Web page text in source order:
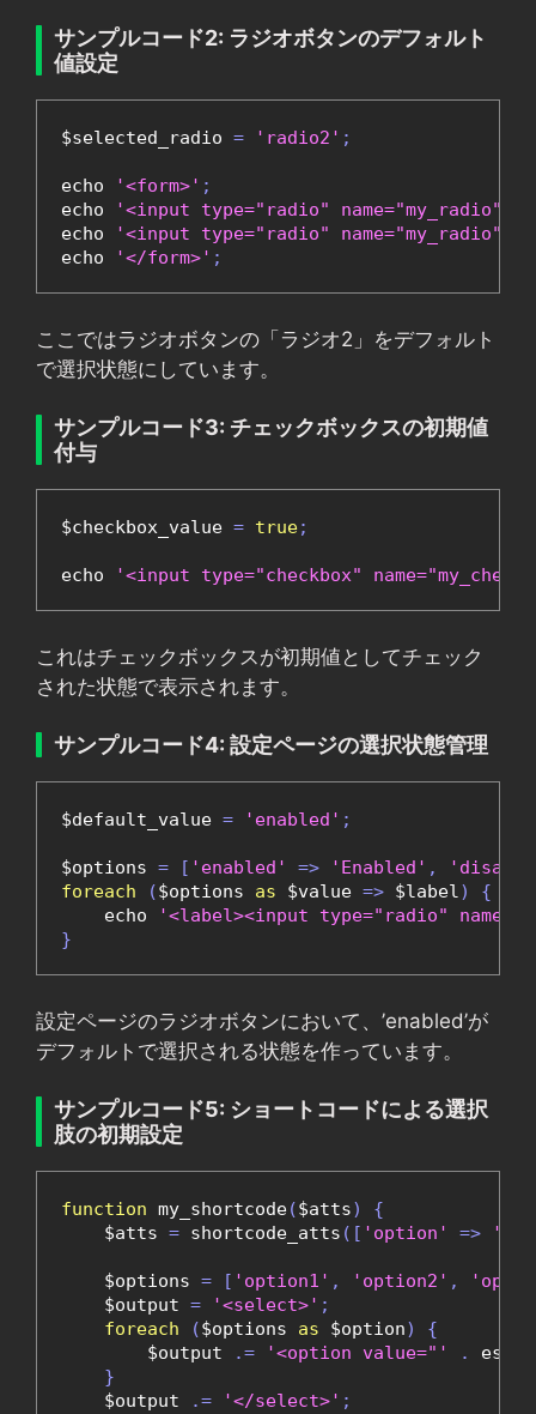
サンプルコード2: ラジオボタンのデフォルト
値設定
$selected_radio = 'radio2' ;
echo '<form>' ;
echo
'<input type="radio" name="my_radio"
echo
'<input type="radio" name="my_radio"
echo
'</form>' ;
ここではラジオボタンの「ラジオ2」をデフォルト
で選択状態にしています。
サンプルコード3: チェックボックスの初期値
付与
$checkbox_value = true;
echo '<input type="checkbox"
これはチェックボックスが初期値としてチェック
された状態で表示されます。
サンプルコード4: 設定ページの選択状態管理
$default_value = 'enabled' ;
$options = [ 'enabled' => 'Enabled' ,
foreach
($options as $value => $label)
{
    echo
'<label><input type="radio"
}
設定ページのラジオボタンにおいて、’enabled’が
デフォルトで選択される状態を作っています。
サンプルコード5: ショートコードによる選択
肢の初期設定
function my_shortcode($atts)
{
    $atts
= shortcode_atts ([ 'option' =>
    $options
= [ 'option1' , 'option2' ,
    $output
= '<select>' ;
foreach
($options as $option)
{
        $output
.= '<option value="' .
}
    $output
.= '</select>' ;